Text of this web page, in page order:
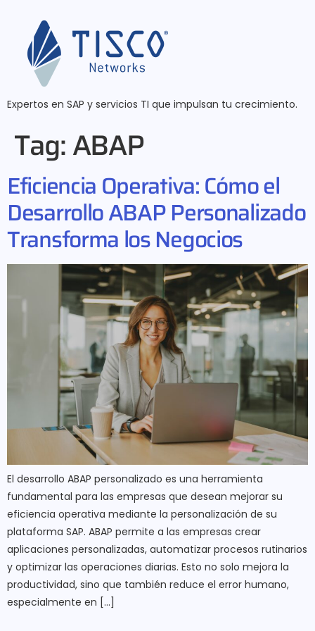
Expertos en SAP y servicios TI que impulsan tu crecimiento.
Tag:ABAP
Eficiencia Operativa: Cómo el
Desarrollo ABAP Personalizado
Transforma los Negocios
El desarrollo ABAP personalizado es una herramienta
fundamental para las empresas que desean mejorar su
eficiencia operativa mediante la personalización de su
plataforma SAP. ABAP permite a las empresas crear
aplicaciones personalizadas, automatizar procesos rutinarios
y optimizar las operaciones diarias. Esto no solo mejora la
productividad, sino que también reduce el error humano,
especialmente en […]